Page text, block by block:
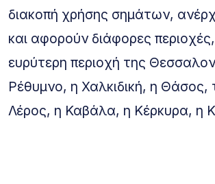
διακοπή χρήσης σημάτων,
και αφορούν διάφορες
ευρύτερη περιοχή της
Ρέθυμνο, η Χαλκιδική, η Θάσος,
Λέρος, η Καβάλα, η Κέρκυρα, η